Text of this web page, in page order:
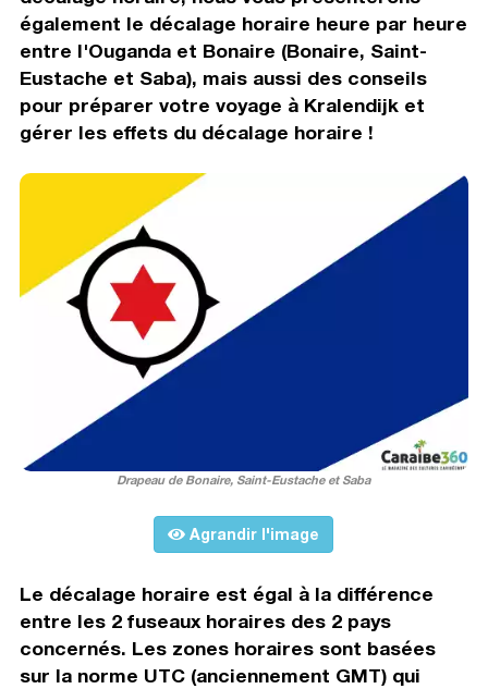
également le décalage horaire heure par heure
entre l'Ouganda et Bonaire (Bonaire, Saint-
Eustache et Saba), mais aussi des conseils
pour préparer votre voyage à Kralendijk et
gérer les effets du décalage horaire !
Drapeau de Bonaire, Saint-Eustache et Saba
Agrandir l'image
Le décalage horaire est égal à la différence
entre les 2 fuseaux horaires des 2 pays
concernés. Les zones horaires sont basées
sur la norme UTC (anciennement GMT) qui